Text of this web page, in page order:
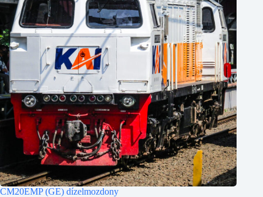
CM20EMP (GE) dízelmozdony